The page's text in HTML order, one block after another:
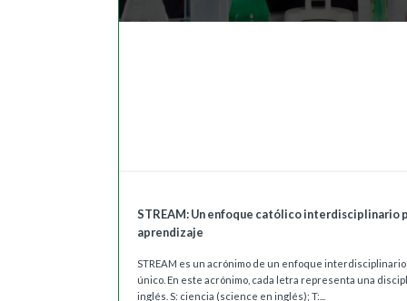
STREAM: Un enfoque católico interdisciplinario
aprendizaje
STREAM es un acrónimo de un enfoque
único. En este acrónimo, cada letra representa una
inglés. S: ciencia (science en inglés); T:...